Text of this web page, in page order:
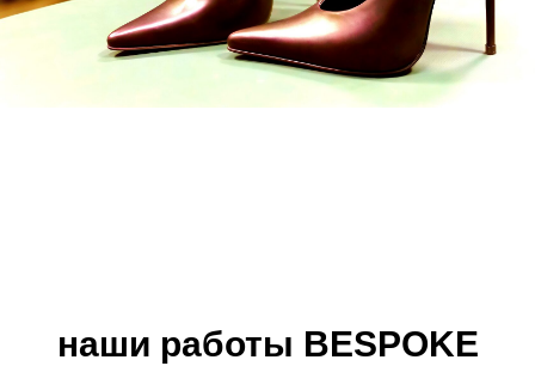
наши работы BESPOKE